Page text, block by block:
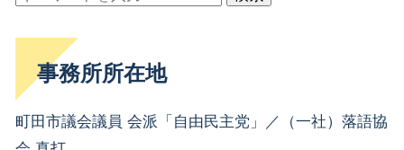
事務所所在地
町田市議会議員 会派「自由民主党」／（一社）落語協